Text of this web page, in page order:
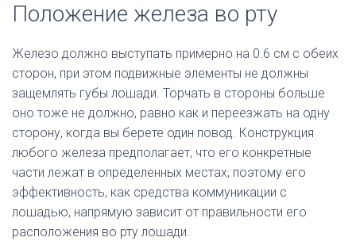
Положение железа во рту
Железо должно выступать примерно на 0.6 см с обеих
сторон, при этом подвижные элементы не должны
защемлять губы лошади. Торчать в стороны больше
оно тоже не должно, равно как и переезжать на одну
сторону, когда вы берете один повод. Конструкция
любого железа предполагает, что его конкретные
части лежат в определенных местах, поэтому его
эффективность, как средства коммуникации с
лошадью, напрямую зависит от правильности его
расположения во рту лошади.